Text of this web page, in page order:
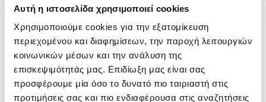
Αυτή η ιστοσελίδα χρησιμοποιεί cookies
Χρησιμοποιούμε cookies για την εξατομίκευση
περιεχομένου και διαφημίσεων, την παροχή λειτουργιών
κοινωνικών μέσων και την ανάλυση της
επισκεψιμότητάς μας. Επιδίωξη μας είναι σας
προσφέρουμε μία όσο το δυνατό πιο ταιριαστή στις
προτιμήσεις σας και πιο ενδιαφέρουσα στις αναζητήσεις